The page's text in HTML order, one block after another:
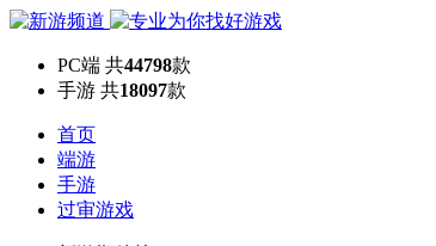
PC端 共44798款
手游 共18097款
首页
端游
手游
过审游戏